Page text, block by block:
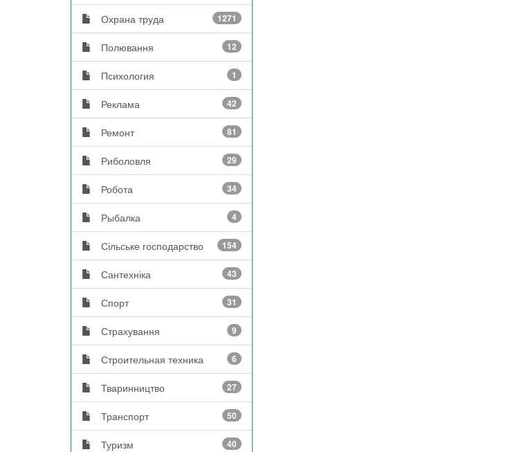
Охрана труда 1271
Полювання 12
Психология 1
Реклама 42
Ремонт 81
Риболовля 29
Робота 34
Рыбалка 4
Сільське господарство 154
Сантехніка 43
Спорт 31
Страхування 9
Строительная техника 6
Тваринництво 27
Транспорт 50
Туризм 40